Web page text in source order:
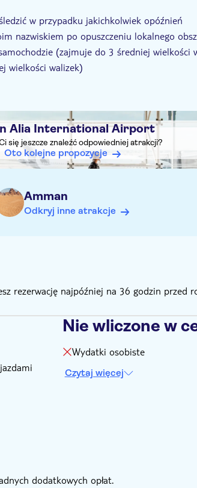
w przypadku jakichkolwiek opóźnień
nazwiskiem po opuszczeniu lokalnego
(zajmuje do 3 średniej wielkości
wielkości walizek)
minut, jeśli potrzebujesz więcej czasu,
Alia International Airport
się jeszcze znaleźć odpowiedniej atrakcji?
Oto kolejne propozycje
Amman
Odkryj inne atrakcje
rezerwację najpóźniej na 36 godzin przed
Nie wliczone w
Wydatki osobiste
Czytaj więcej
dodatkowych opłat.